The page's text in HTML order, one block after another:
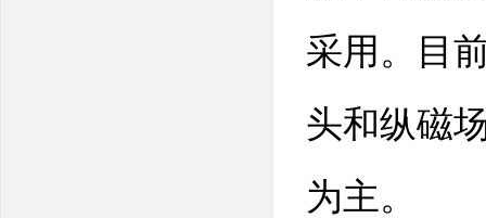
采用。目
头和纵磁
为主。